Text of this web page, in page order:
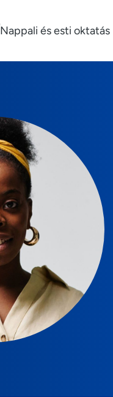
Nappali és esti oktatás